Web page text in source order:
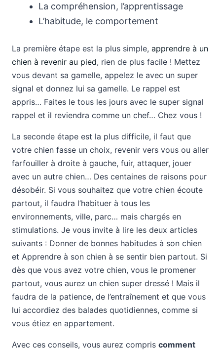
La compréhension, l’apprentissage
L’habitude, le comportement
La première étape est la plus simple, apprendre à un
chien à revenir au pied, rien de plus facile ! Mettez
vous devant sa gamelle, appelez le avec un super
signal et donnez lui sa gamelle. Le rappel est
appris… Faites le tous les jours avec le super signal
rappel et il reviendra comme un chef… Chez vous !
La seconde étape est la plus difficile, il faut que
votre chien fasse un choix, revenir vers vous ou aller
farfouiller à droite à gauche, fuir, attaquer, jouer
avec un autre chien… Des centaines de raisons pour
désobéir. Si vous souhaitez que votre chien écoute
partout, il faudra l’habituer à tous les
environnements, ville, parc… mais chargés en
stimulations. Je vous invite à lire les deux articles
suivants : Donner de bonnes habitudes à son chien
et Apprendre à son chien à se sentir bien partout. Si
dès que vous avez votre chien, vous le promener
partout, vous aurez un chien super dressé ! Mais il
faudra de la patience, de l’entraînement et que vous
lui accordiez des balades quotidiennes, comme si
vous étiez en appartement.
Avec ces conseils, vous aurez compris comment